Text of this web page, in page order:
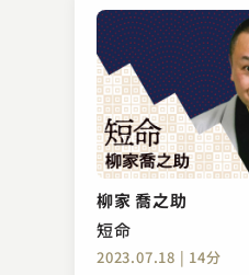
柳家 喬之助
短命
2023.07.18 | 14分
柳家 わさび
がまの油
2023.03.19 | 10分